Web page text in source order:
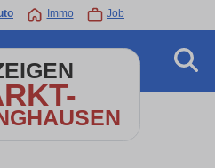
Immo Job